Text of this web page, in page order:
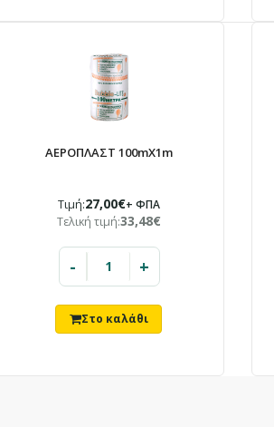
ΑΕΡΟΠΛΑΣΤ 100mX1m
Τιμή:27,00€+ ΦΠΑ
Τελική τιμή:33,48€
- +